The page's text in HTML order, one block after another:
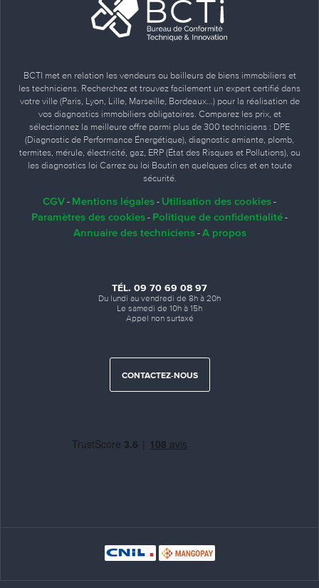
BCTI met en relation les vendeurs ou bailleurs de biens immobiliers et
les techniciens. Recherchez et trouvez facilement un expert certifié dans
votre ville (Paris, Lyon, Lille, Marseille, Bordeaux…) pour la réalisation de
vos diagnostics immobiliers obligatoires. Comparez les prix, et
sélectionnez la meilleure offre parmi plus de 300 techniciens : DPE
(Diagnostic de Performance Énergétique), diagnostic amiante, plomb,
termites, mérule, électricité, gaz, ERP (État des Risques et Pollutions), ou
les diagnostics loi Carrez ou loi Boutin en quelques clics et en toute
sécurité.
CGV - Mentions légales - Utilisation des cookies -
Paramètres des cookies - Politique de confidentialité -
Annuaire des techniciens- A propos
TÉL. 09 70 69 08 97
Du lundi au vendredi de 8h à 20h
Le samedi de 10h à 15h
Appel non surtaxé
CONTACTEZ-NOUS